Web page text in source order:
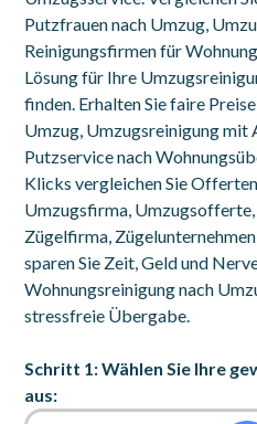
Putzfrauen nach Umzug,
Reinigungsfirmen für
Lösung für Ihre
finden. Erhalten Sie faire
Umzug, Umzugsreinigung
Putzservice nach
Klicks vergleichen Sie
Umzugsfirma, Umzugsofferte,
Zügelfirma,
sparen Sie Zeit, Geld und
Wohnungsreinigung nach
stressfreie Übergabe.
Schritt 1: Wählen Sie Ihre
aus: